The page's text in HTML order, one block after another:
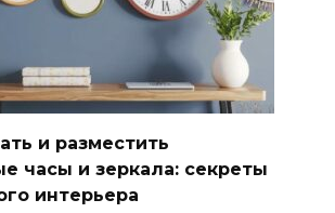
и разместить
часы и зеркала: секреты
интерьера